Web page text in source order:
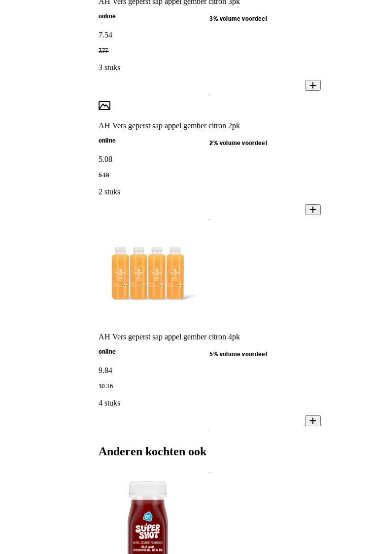
online 3% volume voordeel
7.54
7.77
3 stuks
AH Vers geperst sap appel gember citron 2pk
online 2% volume voordeel
5.08
5.18
2 stuks
AH Vers geperst sap appel gember citron 4pk
online 5% volume voordeel
9.84
10.36
4 stuks
Anderen kochten ook